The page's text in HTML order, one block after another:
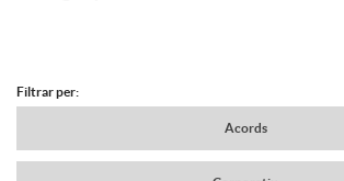
d
N
Filtrar per:
Acords